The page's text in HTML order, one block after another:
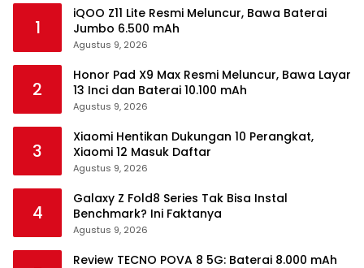
1
iQOO Z11 Lite Resmi Meluncur, Bawa Baterai
Jumbo 6.500 mAh
Agustus 9, 2026
2
Honor Pad X9 Max Resmi Meluncur, Bawa Layar
13 Inci dan Baterai 10.100 mAh
Agustus 9, 2026
3
Xiaomi Hentikan Dukungan 10 Perangkat,
Xiaomi 12 Masuk Daftar
Agustus 9, 2026
4
Galaxy Z Fold8 Series Tak Bisa Instal
Benchmark? Ini Faktanya
Agustus 9, 2026
Review TECNO POVA 8 5G: Baterai 8.000 mAh